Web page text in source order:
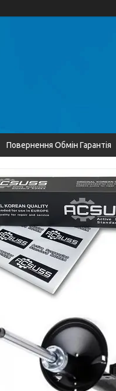
Повернення Обмін Гарантія